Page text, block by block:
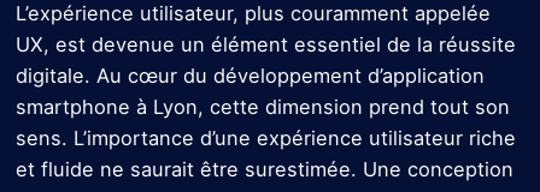
L’expérience utilisateur, plus couramment appelée
UX, est devenue un élément essentiel de la réussite
digitale. Au cœur du développement d’application
smartphone à Lyon, cette dimension prend tout son
sens. L’importance d’une expérience utilisateur riche
et fluide ne saurait être surestimée. Une conception